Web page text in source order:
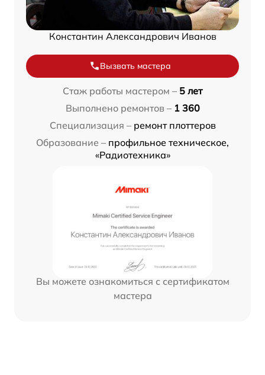
Константин Александрович Иванов
Вызвать мастера
Стаж работы мастером – 5 лет
Выполнено ремонтов – 1 360
Специализация – ремонт плоттеров
Образование – профильное техническое,
«Радиотехника»
Вы можете ознакомиться с сертификатом
мастера